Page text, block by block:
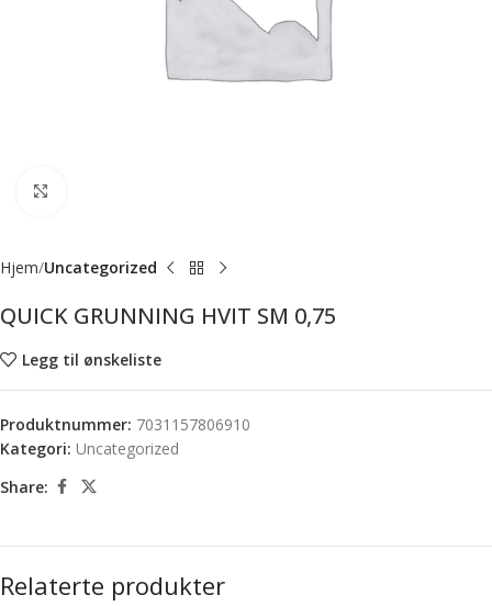
Hjem Uncategorized
QUICK GRUNNING HVIT SM 0,75
Legg til ønskeliste
Produktnummer: 7031157806910
Kategori: Uncategorized
Share:
Relaterte produkter